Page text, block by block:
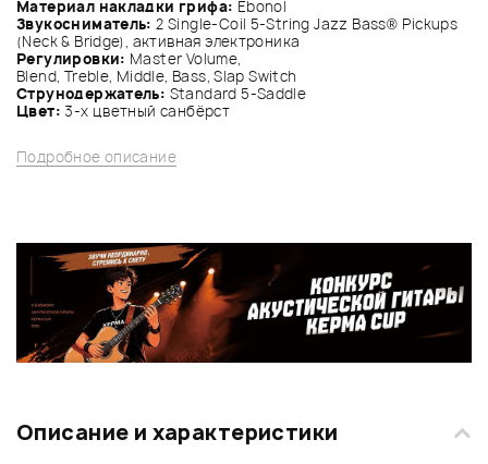
Материал накладки грифа: Ebonol
Звукосниматель: 2 Single-Coil 5-String Jazz Bass® Pickups
(Neck & Bridge), активная электроника
Регулировки: Master Volume,
Blend, Treble, Middle, Bass, Slap Switch
Струнодержатель: Standard 5-Saddle
Цвет: 3-х цветный санбёрст
Подробное описание
Описание и характеристики